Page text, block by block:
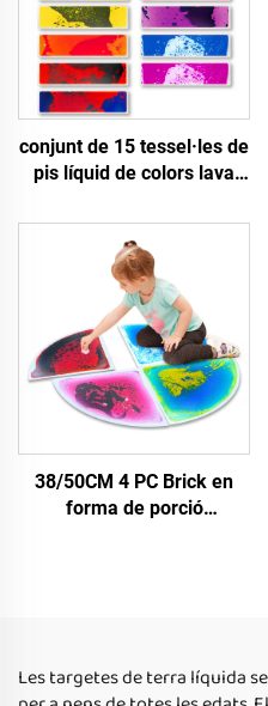
conjunt de 15 tessel·les de
pis líquid de colors lava
cantonades rodones, 15
colors per a mats
sensorials sensibles
38/50CM 4 PC Brick en
forma de porció
Les targetes de terra líquida